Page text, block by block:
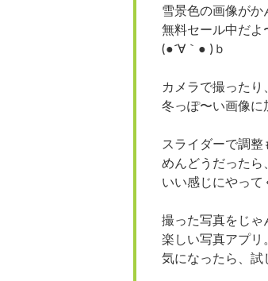
雪景色の画像が
無料セール中だよ
(●´∀｀● )ｂ
カメラで撮った
冬っぽ〜い画像に
スライダーで調整
めんどうだったら
いい感じにやって
撮った写真をじゃ
楽しい写真アプリ。
気になったら、 試